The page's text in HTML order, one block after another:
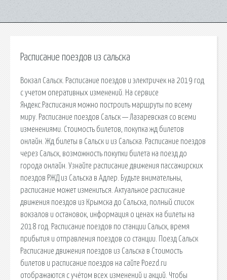
Расписание поездов из сальска
Вокзал Сальск. Расписание поездов и электричек на 2019 год
с учетом оперативных изменений. На сервисе
Яндекс.Расписания можно построить маршруты по всему
миру. Расписание поездов Сальск — Лазаревская со всеми
изменениями. Стоимость билетов, покупка жд билетов
онлайн. Жд билеты в Сальск и из Сальска. Расписание поездов
через Сальск, возможность покупки билета на поезд до
города онлайн. Узнайте расписание движения пассажирских
поездов РЖД из Сальска в Адлер. Будьте внимательны,
расписание может измениться. Актуальное расписание
движения поездов из Крымска до Сальска, полный список
вокзалов и остановок, информация о ценах на билеты на
2018 год. Расписание поездов по станции Сальск, время
прибытия и отправления поездов со станции. Поезд Сальск
Расписание движения поездов из Сальска в Стоимость
билетов и расписание поездов на сайте Poezd.ru
отображаются с учётом всех изменений и акций. Чтобы